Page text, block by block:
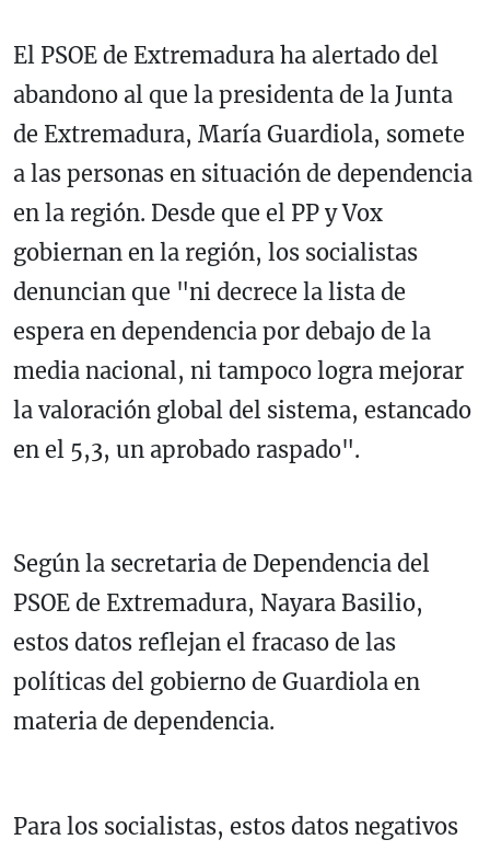
El PSOE de Extremadura ha alertado del
abandono al que la presidenta de la Junta
de Extremadura, María Guardiola, somete
a las personas en situación de dependencia
en la región. Desde que el PP y Vox
gobiernan en la región, los socialistas
denuncian que "ni decrece la lista de
espera en dependencia por debajo de la
media nacional, ni tampoco logra mejorar
la valoración global del sistema, estancado
en el 5,3, un aprobado raspado".
Según la secretaria de Dependencia del
PSOE de Extremadura, Nayara Basilio,
estos datos reflejan el fracaso de las
políticas del gobierno de Guardiola en
materia de dependencia.
Para los socialistas, estos datos negativos